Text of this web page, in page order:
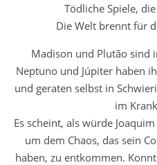
Tödliche Spiele,
Die Welt brennt für
Madison und Plutão sind
Neptuno und Júpiter haben
und geraten selbst in
im
Es scheint, als würde
um dem Chaos, das sein
haben, zu entkommen.